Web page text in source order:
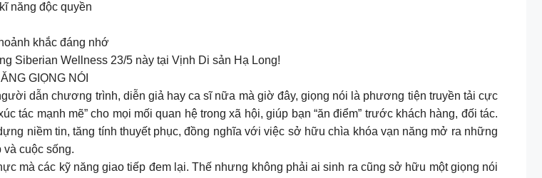
năng độc quyền
khắc đáng nhớ
Siberian Wellness 23/5 này tại Vịnh Di sản Hạ Long!
GIỌNG NÓI
dẫn chương trình, diễn giả hay ca sĩ nữa mà giờ đây, giọng nói là phương tiện truyền tải cực
tác mạnh mẽ” cho mọi mối quan hệ trong xã hội, giúp bạn “ăn điểm” trước khách hàng, đối tác.
niềm tin, tăng tính thuyết phục, đồng nghĩa với việc sở hữu chìa khóa vạn năng mở ra những
cuộc sống.
mà các kỹ năng giao tiếp đem lại. Thế nhưng không phải ai sinh ra cũng sở hữu một giọng nói